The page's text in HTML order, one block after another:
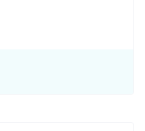
Jokela